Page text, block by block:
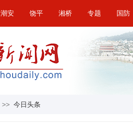
潮安 饶平 湘桥 专题 国防
>> 今日头条